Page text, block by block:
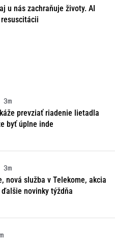
u nás zachraňuje životy. AI
3m
prevziať riadenie lietadla
byť úplne inde
3m
nová služba v Telekome, akcia
novinky týždňa